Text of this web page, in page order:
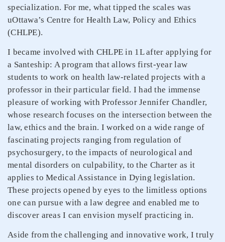
specialization. For me, what tipped the scales was
uOttawa’s Centre for Health Law, Policy and Ethics
(CHLPE).
I became involved with CHLPE in 1L after applying for
a Santeship: A program that allows first-year law
students to work on health law-related projects with a
professor in their particular field. I had the immense
pleasure of working with Professor Jennifer Chandler,
whose research focuses on the intersection between the
law, ethics and the brain. I worked on a wide range of
fascinating projects ranging from regulation of
psychosurgery, to the impacts of neurological and
mental disorders on culpability, to the Charter as it
applies to Medical Assistance in Dying legislation.
These projects opened by eyes to the limitless options
one can pursue with a law degree and enabled me to
discover areas I can envision myself practicing in.
Aside from the challenging and innovative work, I truly